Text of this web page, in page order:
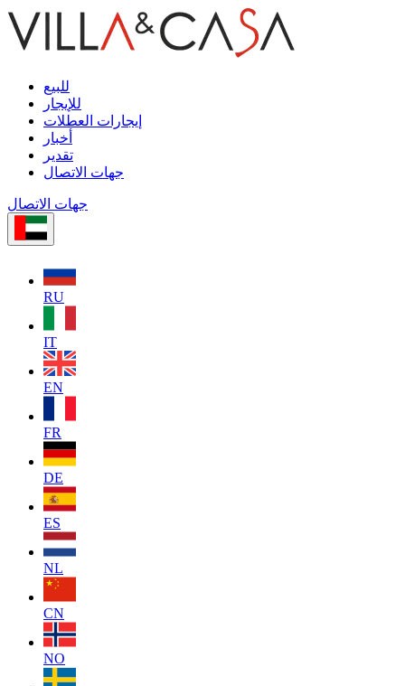
للبيع
للإيجار
إيجارات العطلات
أخبار
تقدير
جهات الاتصال
جهات الاتصال
RU
IT
EN
FR
DE
ES
NL
CN
NO